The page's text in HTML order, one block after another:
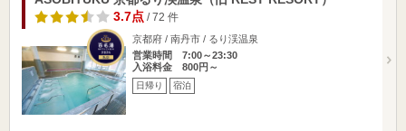
3.7点/ 72 件
京都府 / 南丹市 / るり渓温泉
営業時間 7:00～23:30
入浴料金 800円～
日帰り 宿泊